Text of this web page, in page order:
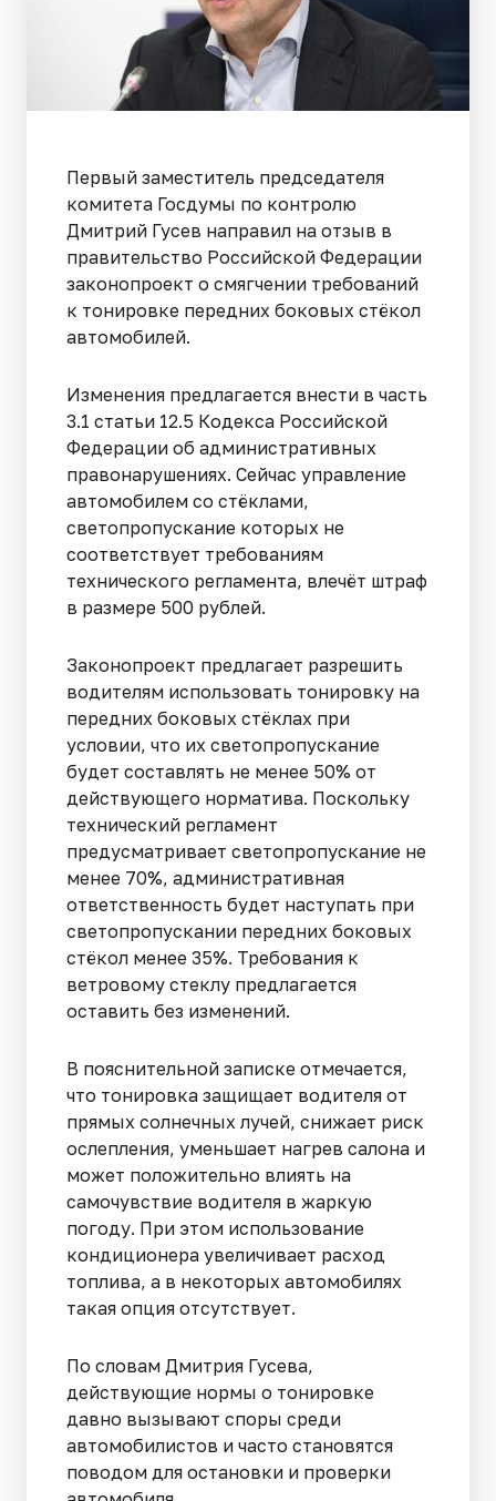
Первый заместитель председателя
комитета Госдумы по контролю
Дмитрий Гусев направил на отзыв в
правительство Российской Федерации
законопроект о смягчении требований
к тонировке передних боковых стёкол
автомобилей.
Изменения предлагается внести в часть
3.1 статьи 12.5 Кодекса Российской
Федерации об административных
правонарушениях. Сейчас управление
автомобилем со стёклами,
светопропускание которых не
соответствует требованиям
технического регламента, влечёт штраф
в размере 500 рублей.
Законопроект предлагает разрешить
водителям использовать тонировку на
передних боковых стёклах при
условии, что их светопропускание
будет составлять не менее 50% от
действующего норматива. Поскольку
технический регламент
предусматривает светопропускание не
менее 70%, административная
ответственность будет наступать при
светопропускании передних боковых
стёкол менее 35%. Требования к
ветровому стеклу предлагается
оставить без изменений.
В пояснительной записке отмечается,
что тонировка защищает водителя от
прямых солнечных лучей, снижает риск
ослепления, уменьшает нагрев салона и
может положительно влиять на
самочувствие водителя в жаркую
погоду. При этом использование
кондиционера увеличивает расход
топлива, а в некоторых автомобилях
такая опция отсутствует.
По словам Дмитрия Гусева,
действующие нормы о тонировке
давно вызывают споры среди
автомобилистов и часто становятся
поводом для остановки и проверки